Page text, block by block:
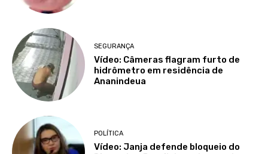
SEGURANÇA
Vídeo: Câmeras flagram furto de
hidrômetro em residência de
Ananindeua
POLÍTICA
Vídeo: Janja defende bloqueio do